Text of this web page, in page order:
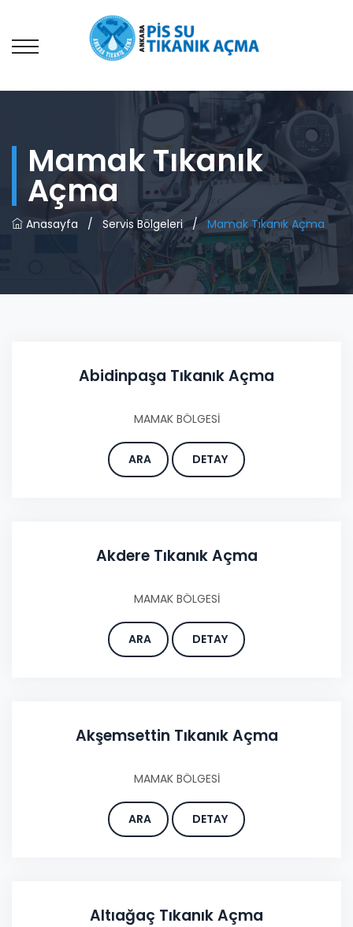
Mamak Tıkanık
Açma
Anasayfa / Servis Bölgeleri / Mamak Tıkanık Açma
Abidinpaşa Tıkanık Açma
MAMAK BÖLGESİ
ARA DETAY
Akdere Tıkanık Açma
MAMAK BÖLGESİ
ARA DETAY
Akşemsettin Tıkanık Açma
MAMAK BÖLGESİ
ARA DETAY
Altıağaç Tıkanık Açma